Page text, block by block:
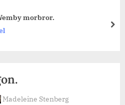
morbror.
By
Madeleine Stenberg